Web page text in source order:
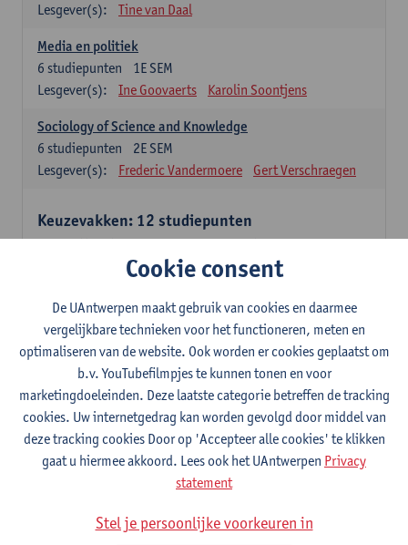
Lesgever(s):
Tine van Daal
Media en politiek
1E SEM
6 studiepunten
Lesgever(s):
Ine Goovaerts Karolin Soontjens
Sociology of Science and Knowledge
2E SEM
6 studiepunten
Lesgever(s):
Frederic Vandermoere Gert Verschraegen
Keuzevakken: 12 studiepunten
Keuzevakken cluster communicatiewetenschappen
Consumer Psychology
2E SEM
studiepunten
Lesgever(s):
Katrien Maldoy Konrad Rudnicki
Journalistiek en crossmedialiteit
1E SEM
studiepunten
Lesgever(s):
Steve Paulussen
Interne Communicatie
1E SEM
6studiepunten
Charlotte De Backer
Keuzevakken cluster opleidings- en onderwijswetenschappen
Cookie consent
De UAntwerpen maakt gebruik van cookies en daarmee
vergelijkbare technieken voor het functioneren, meten en
optimaliseren van de website. Ook worden er cookies geplaatst om
b.v. YouTubefilmpjes te kunnen tonen en voor
marketingdoeleinden. Deze laatste categorie betreffen de tracking
cookies. Uw internetgedrag kan worden gevolgd door middel van
deze tracking cookies Door op 'Accepteer alle cookies' te klikken
gaat u hiermee akkoord. Lees ook het UAntwerpen Privacy
statement
Stel je persoonlijke voorkeuren in